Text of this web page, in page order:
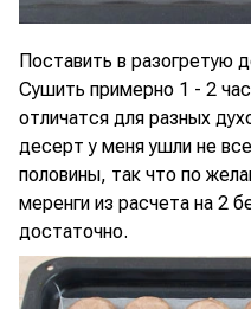
Поставить в разогретую
Сушить примерно 1 - 2
отличатся для разных
десерт у меня ушли не
половины, так что по
меренги из расчета на 2
достаточно.